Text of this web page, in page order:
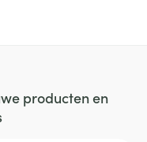
producten en